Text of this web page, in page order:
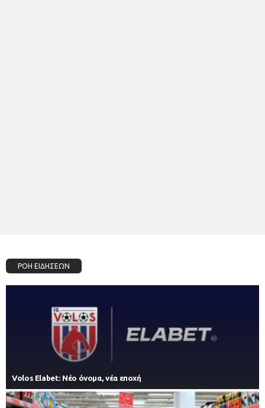
ΡΟΗ ΕΙΔΗΣΕΩΝ
Volos Elabet: Νέο όνομα, νέα εποχή